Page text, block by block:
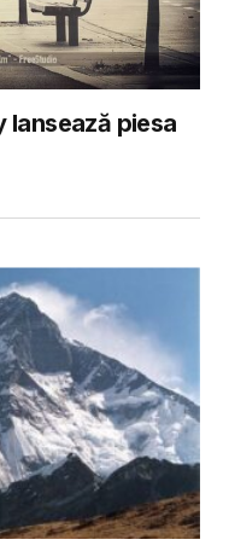
lansează piesa